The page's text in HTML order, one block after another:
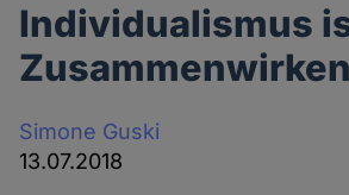
Individualismus
Simone Guski
13.07.2018